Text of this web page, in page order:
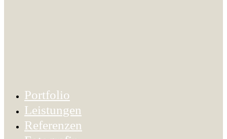
Portfolio
Leistungen
Referenzen